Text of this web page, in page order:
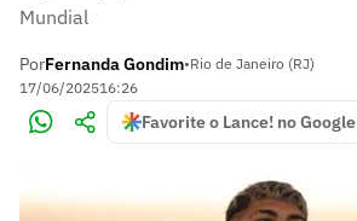
Mundial
PorFernanda Gondim•Rio de Janeiro (RJ)
17/06/202516:26
Favorite o Lance! no Google